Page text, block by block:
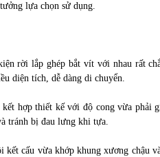
lựa chọn sử dụng.
rời lắp ghép bắt vít với nhau rất
diện tích, dễ dàng di chuyển.
hợp thiết kế với độ cong vừa phải
tránh bị đau lưng khi tựa.
cấu vừa khớp khung xương chậu